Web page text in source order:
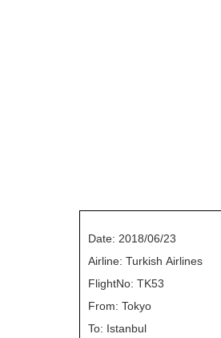
Date: 2018/06/23
Airline: Turkish Airlines
FlightNo: TK53
From: Tokyo
To: Istanbul